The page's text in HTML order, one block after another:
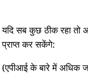
यदि सब कुछ ठीक रहा तो
प्राप्त कर सकेंगे:
(एपीआई के बारे में अधिक